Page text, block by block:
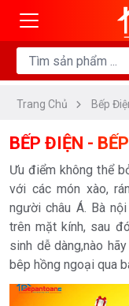
Trang Chủ Bếp
DANH
MỤC
Bếp
Điện
Bếp
Điện
Từ
Bếp
Hầm
BẾP ĐIỆN -
Ưu điểm không thể
với các món xào,
người châu Á. Bà
trên mặt kính, sau
sinh dễ dàng,nào
bêp hồng ngoại qua